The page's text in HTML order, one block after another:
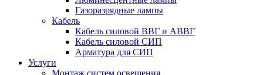
Газоразрядные лампы
Кабель
Кабель силовой ВВГ и АВВГ
Кабель силовой СИП
Арматура для СИП
Услуги
Монтаж систем освещения